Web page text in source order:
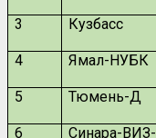
3 Кузбасс
4 Ямал-НУБК
5 Тюмень-Д
6 Синара-